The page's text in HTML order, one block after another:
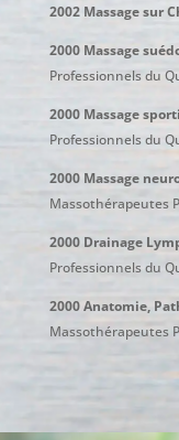
2002 Massage sur
2000 Massage
Professionnels du
2000 Massage
Professionnels du
2000 Massage
Massothérapeutes
2000 Drainage
Professionnels du
2000 Anatomie,
Massothérapeutes